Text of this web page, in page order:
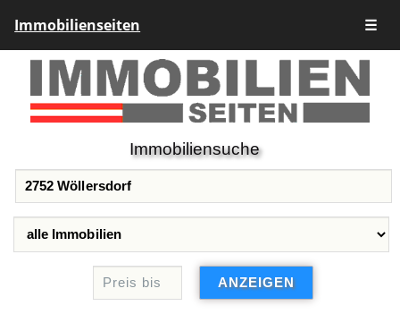
Immobilienseiten ☰
Immobiliensuche